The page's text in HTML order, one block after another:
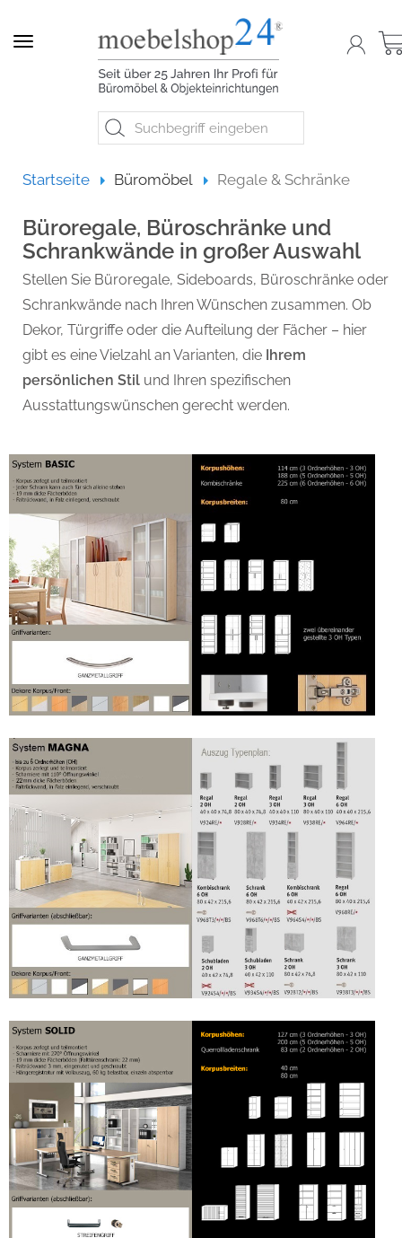
Navigation
StartseiteStartseite
Büromöbel Regale & Schränke
Büroregale, Büroschränke und
Schrankwände in großer Auswahl
Stellen Sie Büroregale, Sideboards, Büroschränke oder
Schrankwände nach Ihren Wünschen zusammen. Ob
Dekor, Türgriffe oder die Aufteilung der Fächer – hier
gibt es eine Vielzahl an Varianten, die Ihrem
persönlichen Stil und Ihren spezifischen
Ausstattungswünschen gerecht werden.